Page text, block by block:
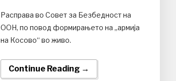
Расправа во Совет за Безбедност на
ООН, по повод формирањето на „армија
на Косово“ во живо.
Continue Reading →